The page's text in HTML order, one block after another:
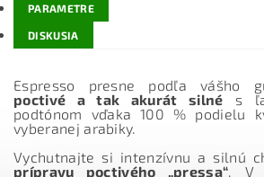
PARAMETRE
DISKUSIA
Espresso presne podľa vášho
poctivé a tak akurát silné s
podtónom vďaka 100 % podielu
vyberanej arabiky.
Vychutnajte si intenzívnu a silnú
prípravu poctivého „pressa“ . V